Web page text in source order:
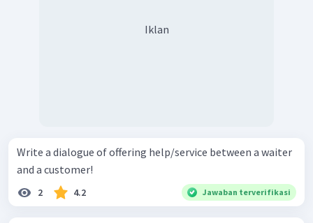
Iklan
Write a dialogue of offering help/service between a waiter
and a customer!
2 4.2 Jawaban terverifikasi